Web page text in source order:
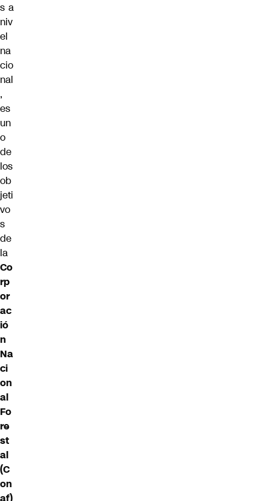
s a
niv
el
na
cio
nal
,
es
un
o
de
los
ob
jeti
vo
s
de
la
Co
rp
or
ac
ió
n
Na
ci
on
al
Fo
re
st
al
(C
on
af)